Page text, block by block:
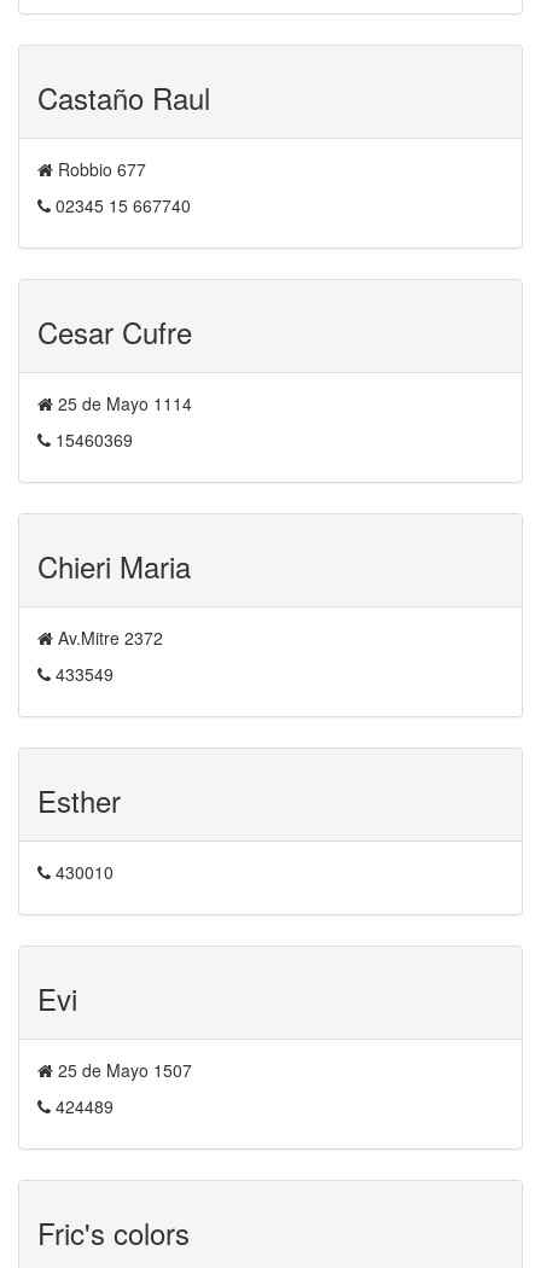
Castaño Raul
Robbio 677
02345 15 667740
Cesar Cufre
25 de Mayo 1114
15460369
Chieri Maria
Av.Mitre 2372
433549
Esther
430010
Evi
25 de Mayo 1507
424489
Fric's colors